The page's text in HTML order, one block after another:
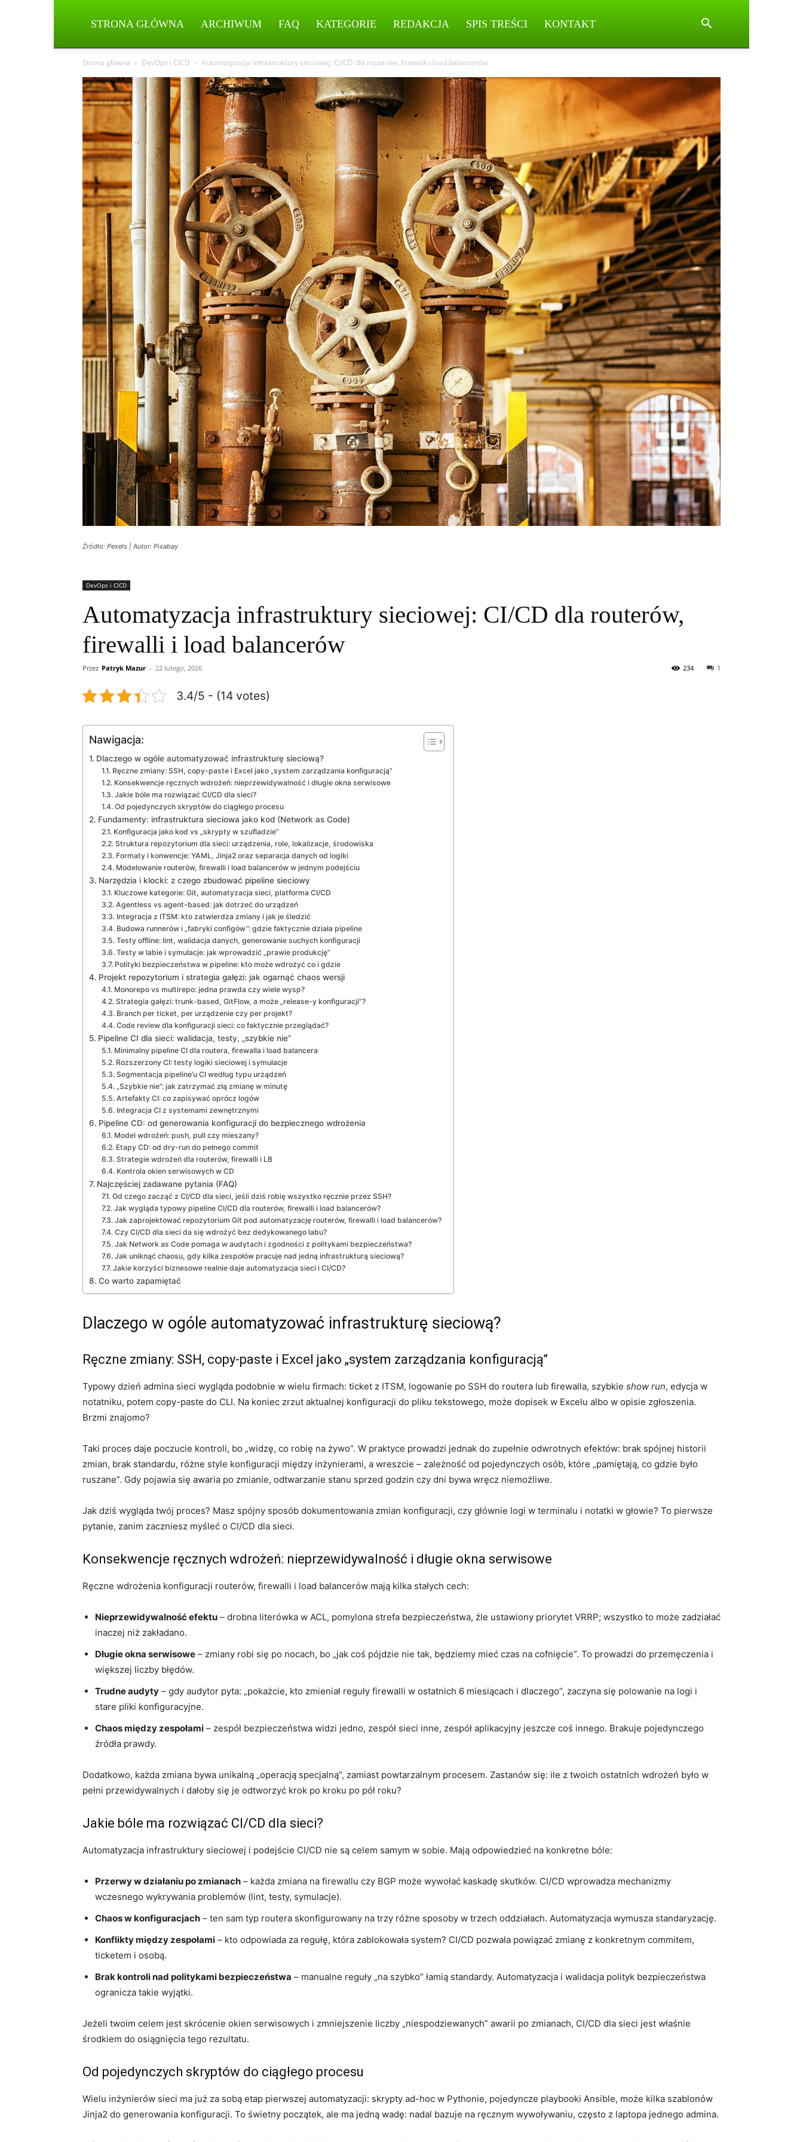
STRONA GŁÓWNA ARCHIWUM FAQ KATEGORIE REDAKCJA SPIS TREŚCI KONTAKT
Strona główna DevOps i CICD Automatyzacja infrastruktury sieciowej: CI/CD dla routerów, firewalli i load balancerów
Źródło: Pexels | Autor: Pixabay
DevOps i CICD
Automatyzacja infrastruktury sieciowej: CI/CD dla routerów,
firewalli i load balancerów
Przez Patryk Mazur - 22 lutego, 2026 1
234
3.4/5 - (14 votes)
Nawigacja:
Dlaczego w ogóle automatyzować infrastrukturę sieciową?
Ręczne zmiany: SSH, copy-paste i Excel jako „system zarządzania konfiguracją”
Konsekwencje ręcznych wdrożeń: nieprzewidywalność i długie okna serwisowe
Jakie bóle ma rozwiązać CI/CD dla sieci?
Od pojedynczych skryptów do ciągłego procesu
Fundamenty: infrastruktura sieciowa jako kod (Network as Code)
Konfiguracja jako kod vs „skrypty w szufladzie”
Struktura repozytorium dla sieci: urządzenia, role, lokalizacje, środowiska
Formaty i konwencje: YAML, Jinja2 oraz separacja danych od logiki
Modelowanie routerów, firewalli i load balancerów w jednym podejściu
Narzędzia i klocki: z czego zbudować pipeline sieciowy
Kluczowe kategorie: Git, automatyzacja sieci, platforma CI/CD
Agentless vs agent-based: jak dotrzeć do urządzeń
Integracja z ITSM: kto zatwierdza zmiany i jak je śledzić
Budowa runnerów i „fabryki configów”: gdzie faktycznie działa pipeline
Testy offline: lint, walidacja danych, generowanie suchych konfiguracji
Testy w labie i symulacje: jak wprowadzić „prawie produkcję”
Polityki bezpieczeństwa w pipeline: kto może wdrożyć co i gdzie
Projekt repozytorium i strategia gałęzi: jak ogarnąć chaos wersji
Monorepo vs multirepo: jedna prawda czy wiele wysp?
Strategia gałęzi: trunk-based, GitFlow, a może „release-y konfiguracji”?
Branch per ticket, per urządzenie czy per projekt?
Code review dla konfiguracji sieci: co faktycznie przeglądać?
Pipeline CI dla sieci: walidacja, testy, „szybkie nie”
Minimalny pipeline CI dla routera, firewalla i load balancera
Rozszerzony CI: testy logiki sieciowej i symulacje
Segmentacja pipeline’u CI według typu urządzeń
„Szybkie nie”: jak zatrzymać złą zmianę w minutę
Artefakty CI: co zapisywać oprócz logów
Integracja CI z systemami zewnętrznymi
Pipeline CD: od generowania konfiguracji do bezpiecznego wdrożenia
Model wdrożeń: push, pull czy mieszany?
Etapy CD: od dry-run do pełnego commit
Strategie wdrożeń dla routerów, firewalli i LB
Kontrola okien serwisowych w CD
Najczęściej zadawane pytania (FAQ)
Od czego zacząć z CI/CD dla sieci, jeśli dziś robię wszystko ręcznie przez SSH?
Jak wygląda typowy pipeline CI/CD dla routerów, firewalli i load balancerów?
Jak zaprojektować repozytorium Git pod automatyzację routerów, firewalli i load balancerów?
Czy CI/CD dla sieci da się wdrożyć bez dedykowanego labu?
Jak Network as Code pomaga w audytach i zgodności z politykami bezpieczeństwa?
Jak uniknąć chaosu, gdy kilka zespołów pracuje nad jedną infrastrukturą sieciową?
Jakie korzyści biznesowe realnie daje automatyzacja sieci i CI/CD?
Co warto zapamiętać
Dlaczego w ogóle automatyzować infrastrukturę sieciową?
Ręczne zmiany: SSH, copy-paste i Excel jako „system zarządzania konfiguracją”
Typowy dzień admina sieci wygląda podobnie w wielu firmach: ticket z ITSM, logowanie po SSH do routera lub firewalla, szybkie show run, edycja w
notatniku, potem copy-paste do CLI. Na koniec zrzut aktualnej konfiguracji do pliku tekstowego, może dopisek w Excelu albo w opisie zgłoszenia.
Brzmi znajomo?
Taki proces daje poczucie kontroli, bo „widzę, co robię na żywo”. W praktyce prowadzi jednak do zupełnie odwrotnych efektów: brak spójnej historii
zmian, brak standardu, różne style konfiguracji między inżynierami, a wreszcie – zależność od pojedynczych osób, które „pamiętają, co gdzie było
ruszane”. Gdy pojawia się awaria po zmianie, odtwarzanie stanu sprzed godzin czy dni bywa wręcz niemożliwe.
Jak dziś wygląda twój proces? Masz spójny sposób dokumentowania zmian konfiguracji, czy głównie logi w terminalu i notatki w głowie? To pierwsze
pytanie, zanim zaczniesz myśleć o CI/CD dla sieci.
Konsekwencje ręcznych wdrożeń: nieprzewidywalność i długie okna serwisowe
Ręczne wdrożenia konfiguracji routerów, firewalli i load balancerów mają kilka stałych cech:
Nieprzewidywalność efektu – drobna literówka w ACL, pomylona strefa bezpieczeństwa, źle ustawiony priorytet VRRP; wszystko to może zadziałać
inaczej niż zakładano.
Długie okna serwisowe – zmiany robi się po nocach, bo „jak coś pójdzie nie tak, będziemy mieć czas na cofnięcie”. To prowadzi do przemęczenia i
większej liczby błędów.
Trudne audyty – gdy audytor pyta: „pokażcie, kto zmieniał reguły firewalli w ostatnich 6 miesiącach i dlaczego”, zaczyna się polowanie na logi i
stare pliki konfiguracyjne.
Chaos między zespołami – zespół bezpieczeństwa widzi jedno, zespół sieci inne, zespół aplikacyjny jeszcze coś innego. Brakuje pojedynczego
źródła prawdy.
Dodatkowo, każda zmiana bywa unikalną „operacją specjalną”, zamiast powtarzalnym procesem. Zastanów się: ile z twoich ostatnich wdrożeń było w
pełni przewidywalnych i dałoby się je odtworzyć krok po kroku po pół roku?
Jakie bóle ma rozwiązać CI/CD dla sieci?
Automatyzacja infrastruktury sieciowej i podejście CI/CD nie są celem samym w sobie. Mają odpowiedzieć na konkretne bóle:
Przerwy w działaniu po zmianach – każda zmiana na firewallu czy BGP może wywołać kaskadę skutków. CI/CD wprowadza mechanizmy
wczesnego wykrywania problemów (lint, testy, symulacje).
Chaos w konfiguracjach – ten sam typ routera skonfigurowany na trzy różne sposoby w trzech oddziałach. Automatyzacja wymusza standaryzację.
Konflikty między zespołami – kto odpowiada za regułę, która zablokowała system? CI/CD pozwala powiązać zmianę z konkretnym commitem,
ticketem i osobą.
Brak kontroli nad politykami bezpieczeństwa – manualne reguły „na szybko” łamią standardy. Automatyzacja i walidacja polityk bezpieczeństwa
ogranicza takie wyjątki.
Jeżeli twoim celem jest skrócenie okien serwisowych i zmniejszenie liczby „niespodziewanych” awarii po zmianach, CI/CD dla sieci jest właśnie
środkiem do osiągnięcia tego rezultatu.
Od pojedynczych skryptów do ciągłego procesu
Wielu inżynierów sieci ma już za sobą etap pierwszej automatyzacji: skrypty ad-hoc w Pythonie, pojedyncze playbooki Ansible, może kilka szablonów
Jinja2 do generowania konfiguracji. To świetny początek, ale ma jedną wadę: nadal bazuje na ręcznym wywoływaniu, często z laptopa jednego admina.